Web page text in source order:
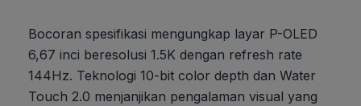
Bocoran spesifikasi mengungkap layar P-OLED
6,67 inci beresolusi 1.5K dengan refresh rate
144Hz. Teknologi 10-bit color depth dan Water
Touch 2.0 menjanjikan pengalaman visual yang